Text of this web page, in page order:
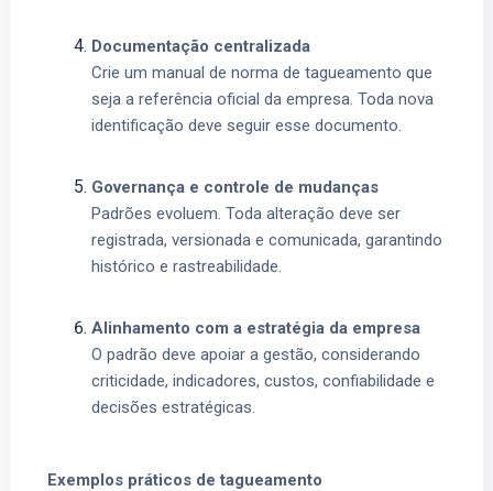
Documentação centralizada
Crie um manual de norma de tagueamento que
seja a referência oficial da empresa. Toda nova
identificação deve seguir esse documento.
Governança e controle de mudanças
Padrões evoluem. Toda alteração deve ser
registrada, versionada e comunicada, garantindo
histórico e rastreabilidade.
Alinhamento com a estratégia da empresa
O padrão deve apoiar a gestão, considerando
criticidade, indicadores, custos, confiabilidade e
decisões estratégicas.
Exemplos práticos de tagueamento